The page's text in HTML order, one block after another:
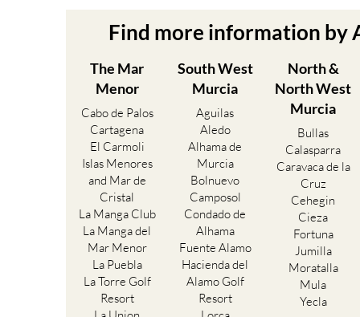
Find more information by
The Mar
Menor
Cabo de Palos
Cartagena
El Carmoli
Islas Menores
and Mar de
Cristal
La Manga Club
La Manga del
Mar Menor
La Puebla
La Torre Golf
Resort
South West
Murcia
Aguilas
Aledo
Alhama de
Murcia
Bolnuevo
Camposol
Condado de
Alhama
Fuente Alamo
Hacienda del
Alamo Golf
Resort
North &
North West
Murcia
Bullas
Calasparra
Caravaca de la
Cruz
Cehegin
Cieza
Fortuna
Jumilla
Moratalla
Mula
Yecla